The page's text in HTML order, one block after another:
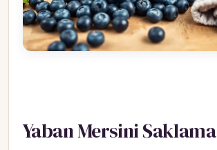
Yaban Mersini Saklama